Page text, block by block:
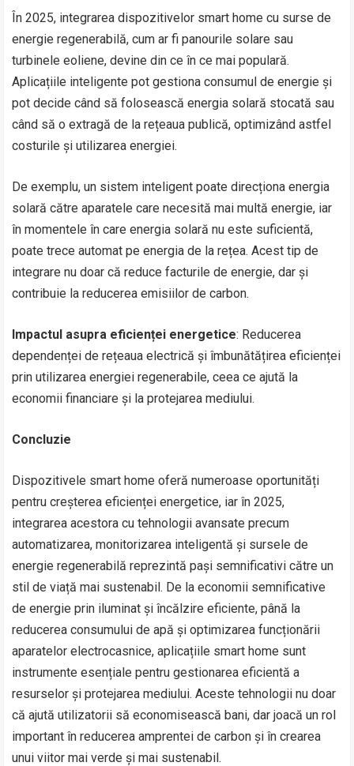
În 2025, integrarea dispozitivelor smart home cu surse de
energie regenerabilă, cum ar fi panourile solare sau
turbinele eoliene, devine din ce în ce mai populară.
Aplicațiile inteligente pot gestiona consumul de energie și
pot decide când să folosească energia solară stocată sau
când să o extragă de la rețeaua publică, optimizând astfel
costurile și utilizarea energiei.
De exemplu, un sistem inteligent poate direcționa energia
solară către aparatele care necesită mai multă energie, iar
în momentele în care energia solară nu este suficientă,
poate trece automat pe energia de la rețea. Acest tip de
integrare nu doar că reduce facturile de energie, dar și
contribuie la reducerea emisiilor de carbon.
Impactul asupra eficienței energetice: Reducerea
dependenței de rețeaua electrică și îmbunătățirea eficienței
prin utilizarea energiei regenerabile, ceea ce ajută la
economii financiare și la protejarea mediului.
Concluzie
Dispozitivele smart home oferă numeroase oportunități
pentru creșterea eficienței energetice, iar în 2025,
integrarea acestora cu tehnologii avansate precum
automatizarea, monitorizarea inteligentă și sursele de
energie regenerabilă reprezintă pași semnificativi către un
stil de viață mai sustenabil. De la economii semnificative
de energie prin iluminat și încălzire eficiente, până la
reducerea consumului de apă și optimizarea funcționării
aparatelor electrocasnice, aplicațiile smart home sunt
instrumente esențiale pentru gestionarea eficientă a
resurselor și protejarea mediului. Aceste tehnologii nu doar
că ajută utilizatorii să economisească bani, dar joacă un rol
important în reducerea amprentei de carbon și în crearea
unui viitor mai verde și mai sustenabil.